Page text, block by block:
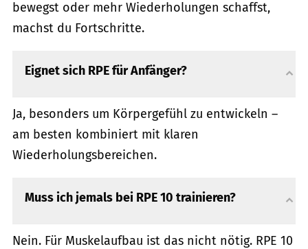
bewegst oder mehr Wiederholungen schaffst,
machst du Fortschritte.
Eignet sich RPE für Anfänger?
Ja, besonders um Körpergefühl zu entwickeln –
am besten kombiniert mit klaren
Wiederholungsbereichen.
Muss ich jemals bei RPE 10 trainieren?
Nein. Für Muskelaufbau ist das nicht nötig. RPE 10